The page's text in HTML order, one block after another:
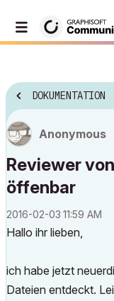
DOKUMENTATION
Anonymous
Reviewer
öffenbar
‎2016-02-03 11:59 AM
Hallo ihr lieben,
ich habe jetzt
Dateien entdeckt.